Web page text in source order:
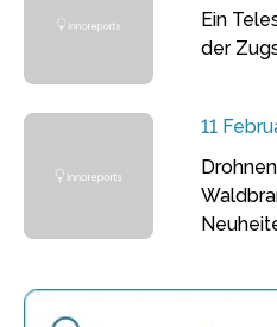
Ein
der
11